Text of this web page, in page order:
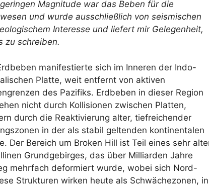
Magnitude war das Beben für die
und wurde ausschließlich von seismischen
Interesse und liefert mir Gelegenheit,
zu schreiben.
manifestierte sich im Inneren der Indo-
Platte, weit entfernt von aktiven
des Pazifiks. Erdbeben in dieser Region
nicht durch Kollisionen zwischen Platten,
durch die Reaktivierung alter, tiefreichender
in der als stabil geltenden kontinentalen
Der Bereich um Broken Hill ist Teil eines sehr
Grundgebirges, das über Milliarden Jahre
mehrfach deformiert wurde, wobei sich Nord-
Strukturen wirken heute als Schwächezonen, in